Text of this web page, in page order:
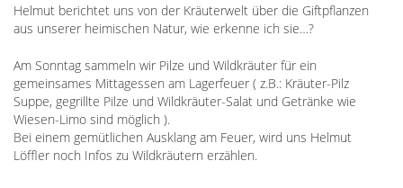
Helmut berichtet uns von der Kräuterwelt über die Giftpflanzen
aus unserer heimischen Natur, wie erkenne ich sie…?
Am Sonntag sammeln wir Pilze und Wildkräuter für ein
gemeinsames Mittagessen am Lagerfeuer ( z.B.: Kräuter-Pilz
Suppe, gegrillte Pilze und Wildkräuter-Salat und Getränke wie
Wiesen-Limo sind möglich ).
Bei einem gemütlichen Ausklang am Feuer, wird uns Helmut
Löffler noch Infos zu Wildkräutern erzählen.